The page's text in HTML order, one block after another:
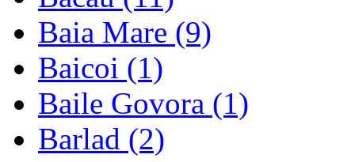
Baia Mare (9)
Baicoi (1)
Baile Govora (1)
Barlad (2)